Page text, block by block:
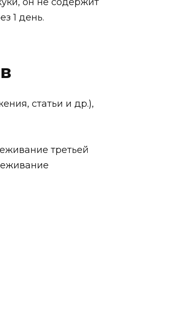
1 день.
статьи и др.),
третьей